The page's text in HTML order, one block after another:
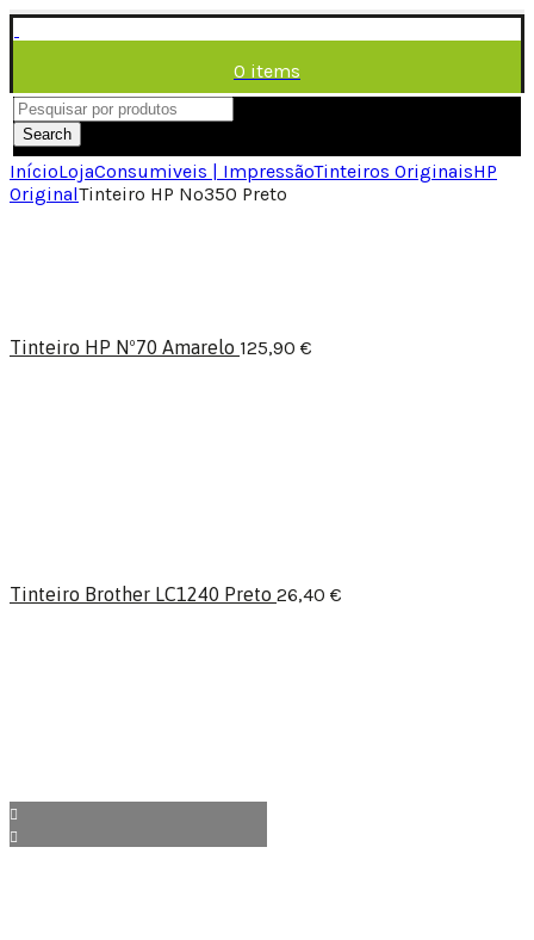
0 items
/ 0,00€
Menu
Search
InícioLojaConsumiveis | ImpressãoTinteiros OriginaisHP
OriginalTinteiro HP Nº350 Preto
Tinteiro HP Nº70 Amarelo 125,90 €
Tinteiro Brother LC1240 Preto 26,40 €